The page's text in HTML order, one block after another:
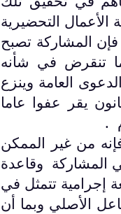
الأعمال التحضيرية
المشاركة تصبح
تنقرض في شأنه
العامة وينزع
يقر عفوا عاما
.
من غير الممكن
المشاركة وقاعدة
إجرامية تتمثل في
الأصلي وبما أن